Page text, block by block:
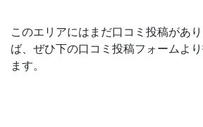
このエリアにはまだ口コミ投稿があ
ば、ぜひ下の口コミ投稿フォームよ
ます。